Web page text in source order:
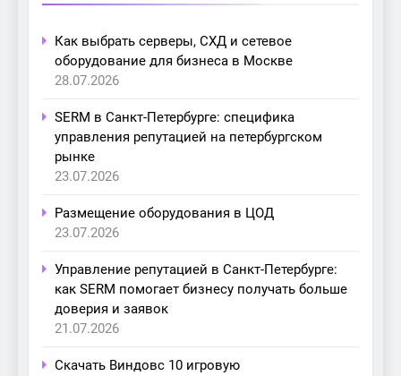
Как выбрать серверы, СХД и сетевое
оборудование для бизнеса в Москве
28.07.2026
SERM в Санкт-Петербурге: специфика
управления репутацией на петербургском
рынке
23.07.2026
Размещение оборудования в ЦОД
23.07.2026
Управление репутацией в Санкт-Петербурге:
как SERM помогает бизнесу получать больше
доверия и заявок
21.07.2026
Скачать Виндовс 10 игровую